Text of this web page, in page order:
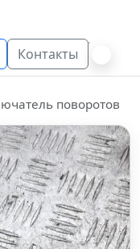
Контакты
поворотов